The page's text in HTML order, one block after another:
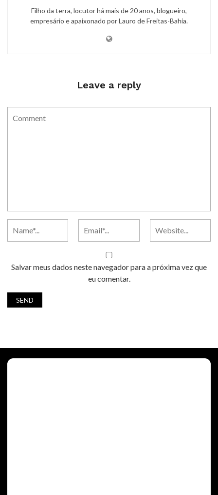
Filho da terra, locutor há mais de 20 anos, blogueiro,
empresário e apaixonado por Lauro de Freitas-Bahia.
Leave a reply
Salvar meus dados neste navegador para a próxima vez que
eu comentar.